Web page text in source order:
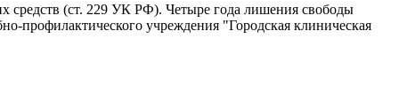
средств (ст. 229 УК РФ). Четыре года лишения свободы
профилактического учреждения "Городская клиническая